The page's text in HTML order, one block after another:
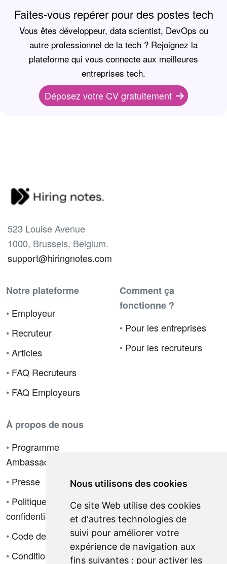
Nous utilisons des cookies
Ce site Web utilise des cookies
et d'autres technologies de
suivi pour améliorer votre
expérience de navigation aux
fins suivantes : pour activer les
Faites-vous repérer pour des postes tech
Vous êtes développeur, data scientist, DevOps ou
autre professionnel de la tech ? Rejoignez la
plateforme qui vous connecte aux meilleures
entreprises tech.
Déposez votre CV gratuitement
523 Louise Avenue
1000, Brussels, Belgium.
support@hiringnotes.com
Notre plateforme
• Employeur
• Recruteur
•Articles
• FAQ Recruteurs
• FAQ Employeurs
Comment ça
fonctionne ?
• Pour les entreprises
• Pour les recruteurs
À propos de nous
• Programme
Ambassadeur
• Presse
• Politique de
confidentialité
• Code de déontologie
• Conditions de vente